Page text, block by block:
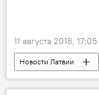
11 августа 2018, 17:05
Новости Латвии
Арно Чориев